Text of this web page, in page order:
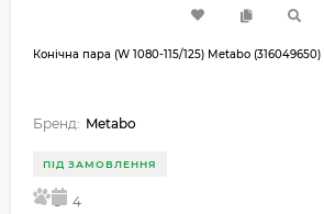
Конічна пара (W 1080-115/125) Metabo (316049650)
Бренд: Metabo
ПІД ЗАМОВЛЕННЯ
5 4